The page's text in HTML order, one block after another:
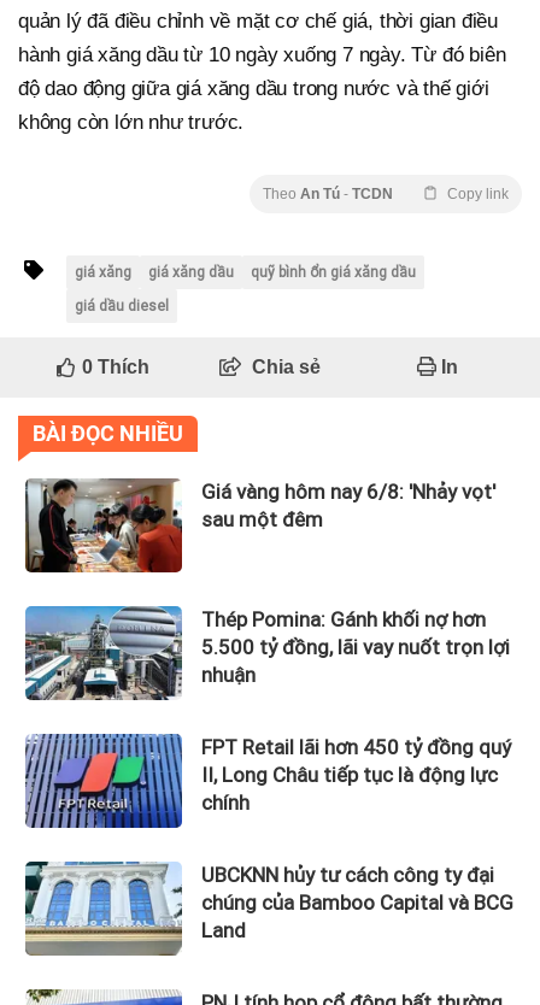
quản lý đã điều chỉnh về mặt cơ chế giá, thời gian điều
hành giá xăng dầu từ 10 ngày xuống 7 ngày. Từ đó biên
độ dao động giữa giá xăng dầu trong nước và thế giới
không còn lớn như trước.
Theo An Tú - TCDN Copy link
giá xăng giá xăng dầu
quỹ bình ổn giá xăng dầu
giá dầu diesel
0Thích Chia sẻ In
BÀI ĐỌC NHIỀU
Giá vàng hôm nay 6/8: 'Nhảy vọt'
sau một đêm
Thép Pomina: Gánh khối nợ hơn
5.500 tỷ đồng, lãi vay nuốt trọn lợi
nhuận
FPT Retail lãi hơn 450 tỷ đồng quý
II, Long Châu tiếp tục là động lực
chính
UBCKNN hủy tư cách công ty đại
chúng của Bamboo Capital và BCG
Land